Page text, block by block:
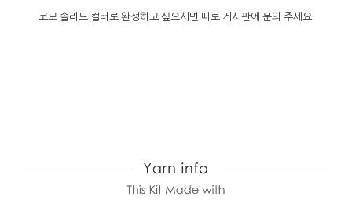
코모 솔리드 컬러로 완성하고 싶으시면 따로 게시판에 문의 주세요.